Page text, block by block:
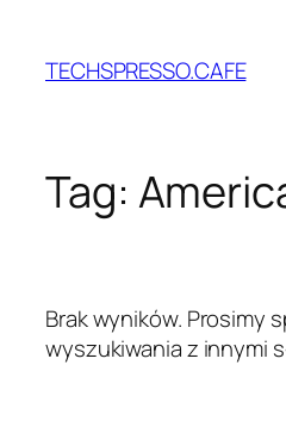
treściTECHSPRESSO.CAFE
Tag:
Brak wyników. Prosimy
wyszukiwania z innymi